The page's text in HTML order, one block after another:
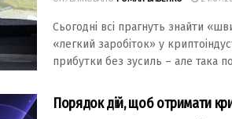
Сьогодні всі прагнуть знайти
«легкий заробіток» у
прибутки без зусиль – але така
Порядок дій, щоб отримати